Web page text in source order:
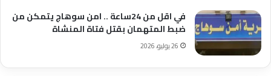
في اقل من 24ساعة .. امن سوهاج يتمكن من
ضبط المتهمان بقتل فتاة المنشاة
26 يوليو، 2026